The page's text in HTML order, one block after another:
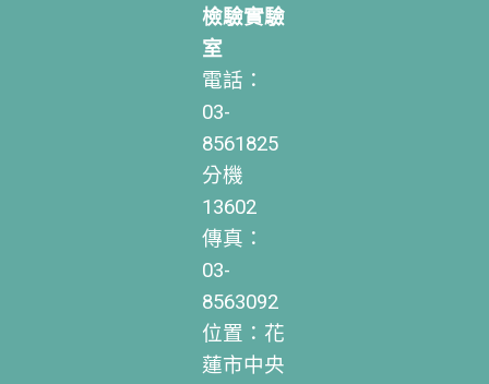
檢驗實驗
室
電話：
03-
8561825
分機
13602
傳真：
03-
8563092
位置：花
蓮市中央